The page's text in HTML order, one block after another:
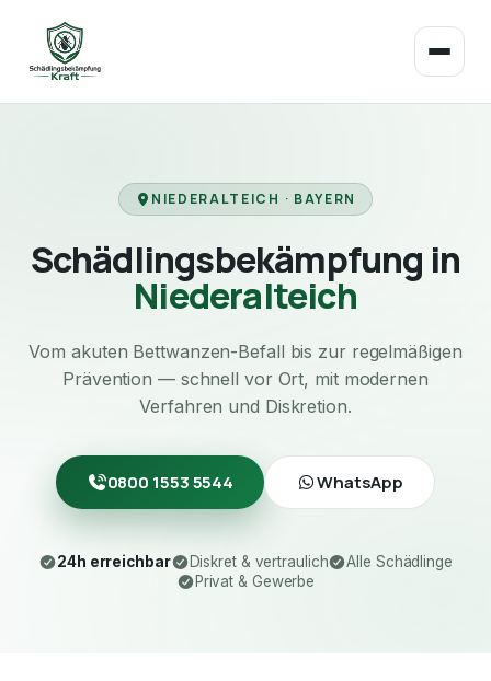
NIEDERALTEICH · BAYERN
Schädlingsbekämpfung in
Niederalteich
Vom akuten Bettwanzen-Befall bis zur regelmäßigen
Prävention — schnell vor Ort, mit modernen
Verfahren und Diskretion.
0800 1553 5544 WhatsApp
24h erreichbar Diskret & vertraulich
Alle Schädlinge
Privat & Gewerbe